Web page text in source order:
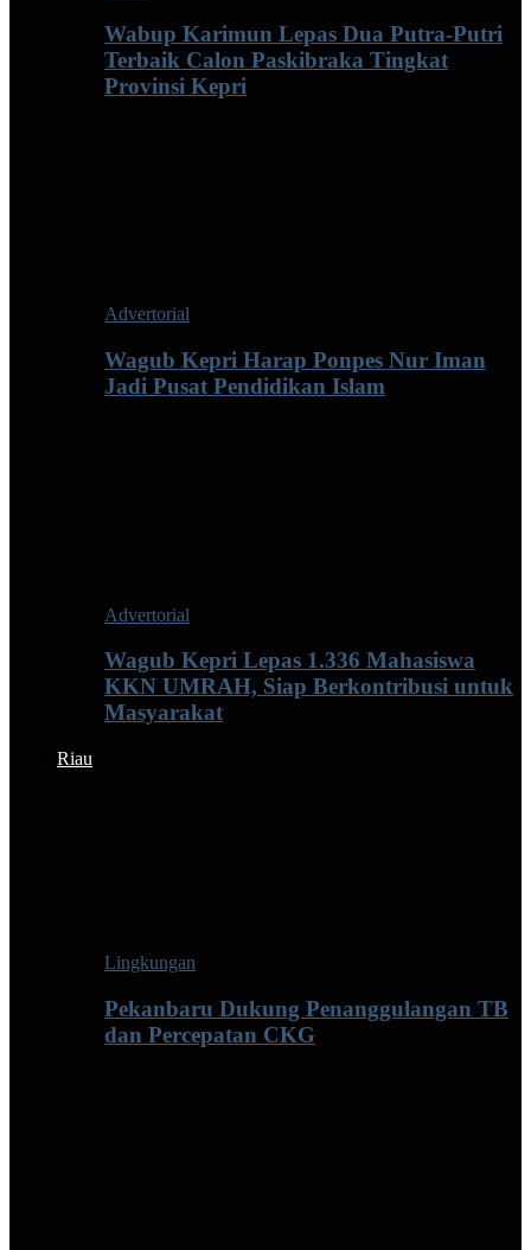
Wabup Karimun Lepas Dua Putra-Putri
Terbaik Calon Paskibraka Tingkat
Provinsi Kepri
Advertorial
Wagub Kepri Harap Ponpes Nur Iman
Jadi Pusat Pendidikan Islam
Advertorial
Wagub Kepri Lepas 1.336 Mahasiswa
KKN UMRAH, Siap Berkontribusi untuk
Masyarakat
Riau
Lingkungan
Pekanbaru Dukung Penanggulangan TB
dan Percepatan CKG